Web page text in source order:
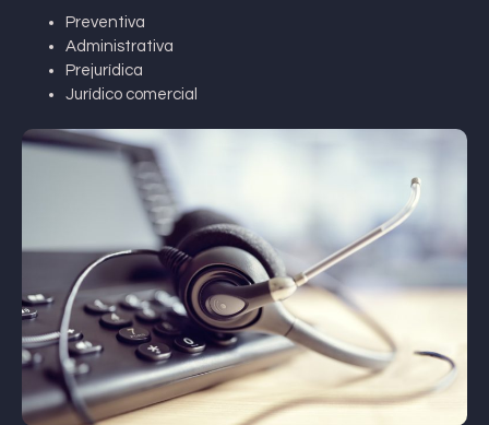
Preventiva
Administrativa
Prejurídica
Jurídico comercial